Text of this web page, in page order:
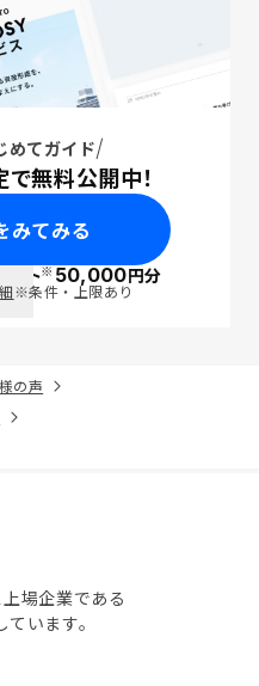
めてガイド
無料公開中！
みてみる
ント※50,000円分
※条件・上限あり
の声
場企業である
います。